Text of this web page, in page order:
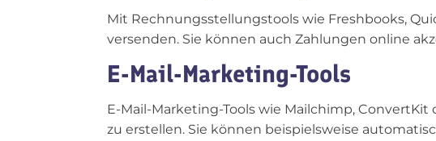
Mit Rechnungsstellungstools wie Freshbooks,
versenden. Sie können auch Zahlungen online
E-Mail-Marketing-Tools
E-Mail-Marketing-Tools wie Mailchimp,
zu erstellen. Sie können beispielsweise